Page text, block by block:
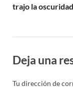
trajo la oscuridad
Deja una
Tu dirección de